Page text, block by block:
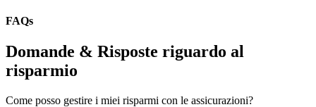
FAQs
Domande & Risposte riguardo al
risparmio
Come posso gestire i miei risparmi con le assicurazioni?